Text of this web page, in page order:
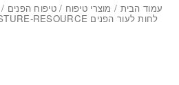
עמוד הבית / מוצרי טיפוח /טיפוח הפנים /
לחות לעור הפנים MOISTURE-RESOURCE לכל סוגי העור 50 מ”ל